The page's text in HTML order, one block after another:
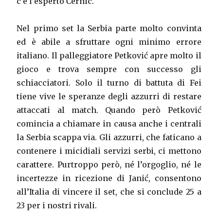
Nel primo set la Serbia parte molto convinta
ed è abile a sfruttare ogni minimo errore
italiano. Il palleggiatore Petković apre molto il
gioco e trova sempre con successo gli
schiacciatori. Solo il turno di battuta di Fei
tiene vive le speranze degli azzurri di restare
attaccati al match. Quando però Petković
comincia a chiamare in causa anche i centrali
la Serbia scappa via. Gli azzurri, che faticano a
contenere i micidiali servizi serbi, ci mettono
carattere. Purtroppo però, né l’orgoglio, né le
incertezze in ricezione di Janić, consentono
all’Italia di vincere il set, che si conclude 25 a
23 per i nostri rivali.